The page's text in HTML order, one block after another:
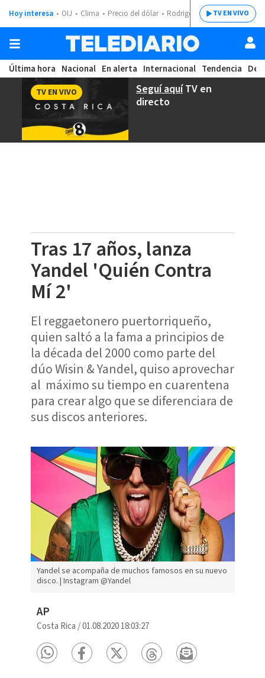
Hoy interesa OIJ Clima Precio del dólar Rodrigo ChavesTV EN VIVO
Última hora Nacional En alerta Internacional Tendencia
Seguí aquíTV en
directo
TV EN VIVO
Tras 17 años, lanza
Yandel 'Quién Contra
Mí 2'
El reggaetonero puertorriqueño,
quien saltó a la fama a principios de
la década del 2000 como parte del
dúo Wisin & Yandel, quiso aprovechar
al máximo su tiempo en cuarentena
para crear algo que se diferenciara de
sus discos anteriores.
Yandel se acompaña de muchos famosos en su nuevo
disco. | Instagram @Yandel
AP
Costa Rica /01.08.2020 18:03:27